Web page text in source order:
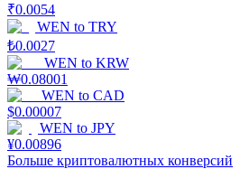
₹0.0054
WEN to TRY
₺0.0027
WEN to KRW
₩0.08001
WEN to CAD
$0.00007
WEN to JPY
¥0.00896
Больше криптовалютных конверсий